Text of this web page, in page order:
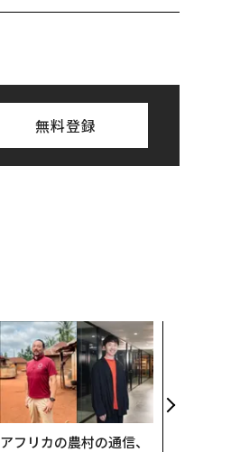
無料登録
アフリカの農村の通信、
くり方